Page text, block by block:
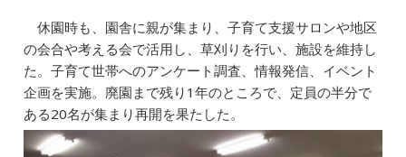
休園時も、園舎に親が集まり、子育て支援サロンや地区
の会合や考える会で活用し、草刈りを行い、施設を維持し
た。子育て世帯へのアンケート調査、情報発信、イベント
企画を実施。廃園まで残り1年のところで、定員の半分で
ある20名が集まり再開を果たした。